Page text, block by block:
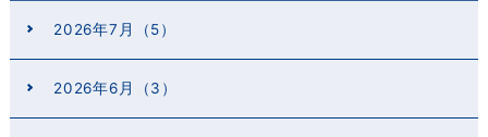
2026年7月（5）
2026年6月（3）